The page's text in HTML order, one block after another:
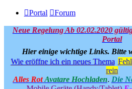
Portal Forum
Neue Regelung Ab 02.02.2020
Portal
Hier einige wichtige Links. Bitte
Wie eröffne ich ein neues Thema
rein
Alles Rot Avatare Hochladen. Die